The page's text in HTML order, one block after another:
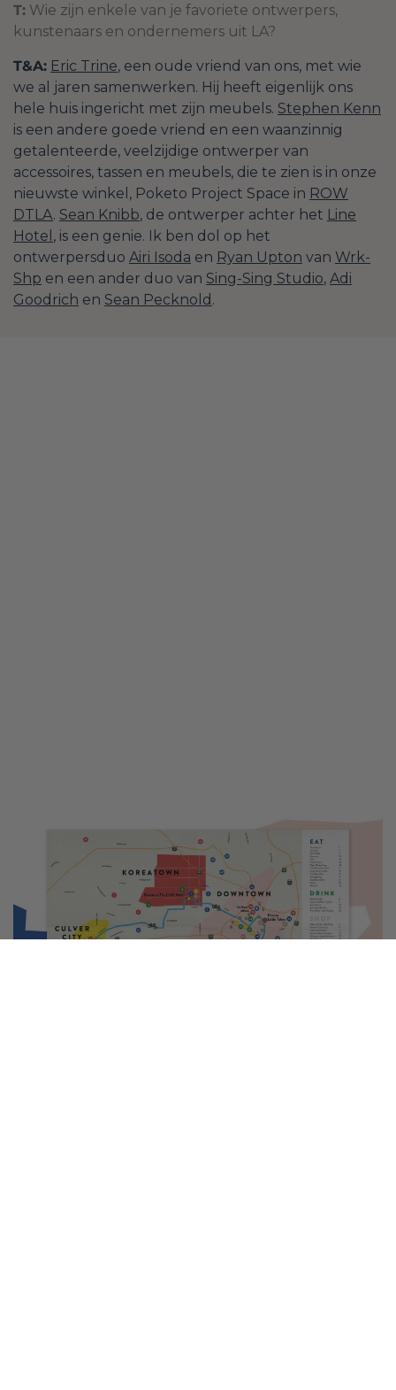
T: Wie zijn enkele van je favoriete ontwerpers,
kunstenaars en ondernemers uit LA?
T&A: Eric Trine, een oude vriend van ons, met wie
we al jaren samenwerken. Hij heeft eigenlijk ons
hele huis ingericht met zijn meubels. Stephen Kenn
is een andere goede vriend en een waanzinnig
getalenteerde, veelzijdige ontwerper van
accessoires, tassen en meubels, die te zien is in onze
nieuwste winkel, Poketo Project Space in ROW
DTLA. Sean Knibb, de ontwerper achter het Line
Hotel , is een genie. Ik ben dol op het
ontwerpersduo Airi Isoda en Ryan Upton van Wrk-
Shp en een ander duo van Sing-Sing Studio, Adi
Goodrich en Sean Pecknold .